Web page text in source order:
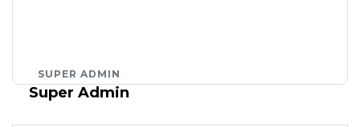
SUPER ADMIN
Super Admin